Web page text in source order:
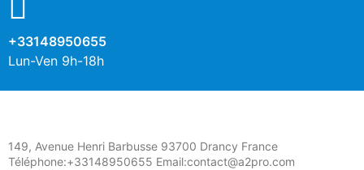
+33148950655
Lun-Ven 9h-18h
149, Avenue Henri Barbusse 93700 Drancy France
Téléphone:+33148950655 Email:contact@a2pro.com